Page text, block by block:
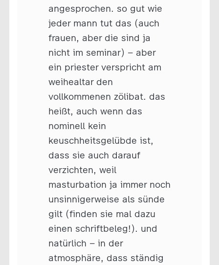
angesprochen. so gut wie
jeder mann tut das (auch
frauen, aber die sind ja
nicht im seminar) – aber
ein priester verspricht am
weihealtar den
vollkommenen zölibat. das
heißt, auch wenn das
nominell kein
keuschheitsgelübde ist,
dass sie auch darauf
verzichten, weil
masturbation ja immer noch
unsinnigerweise als sünde
gilt (finden sie mal dazu
einen schriftbeleg!). und
natürlich – in der
atmosphäre, dass ständig